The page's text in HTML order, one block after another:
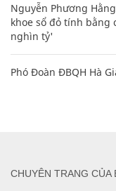
Nguyễn Phương
khoe sổ đỏ tính bằng
nghìn tỷ'
Phó Đoàn ĐBQH Hà
CHUYÊN TRANG CỦA